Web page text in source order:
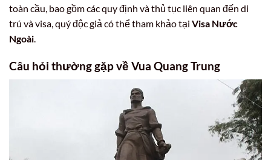
toàn cầu, bao gồm các quy định và thủ tục liên quan đến di
trú và visa, quý độc giả có thể tham khảo tại Visa Nước
Ngoài.
Câu hỏi thường gặp về Vua Quang Trung